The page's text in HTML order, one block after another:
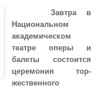
Завтра в
Национальном
академическом
театре оперы и
балеты состоится
церемония тор-
жественного